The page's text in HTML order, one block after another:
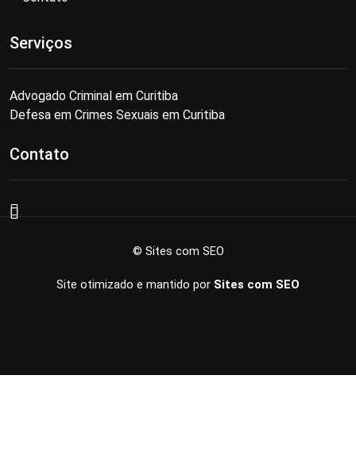
Serviços
Advogado Criminal em Curitiba
Defesa em Crimes Sexuais em Curitiba
Contato
© Sites com SEO
Site otimizado e mantido por Sites com SEO